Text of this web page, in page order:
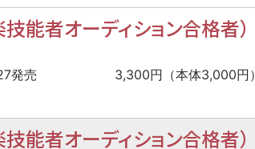
能者オーディション合格者）
発売
3,300円（本体3,000円）
能者オーディション合格者）